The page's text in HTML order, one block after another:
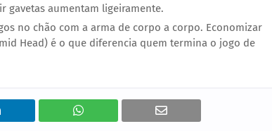
gavetas aumentam ligeiramente.
no chão com a arma de corpo a corpo. Economizar
Head) é o que diferencia quem termina o jogo de